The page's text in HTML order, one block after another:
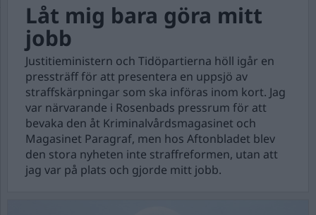
Låt mig bara göra mitt
jobb
Justitieministern och Tidöpartierna höll igår en
pressträff för att presentera en uppsjö av
straffskärpningar som ska införas inom kort. Jag
var närvarande i Rosenbads pressrum för att
bevaka den åt Kriminalvårdsmagasinet och
Magasinet Paragraf, men hos Aftonbladet blev
den stora nyheten inte straffreformen, utan att
jag var på plats och gjorde mitt jobb.